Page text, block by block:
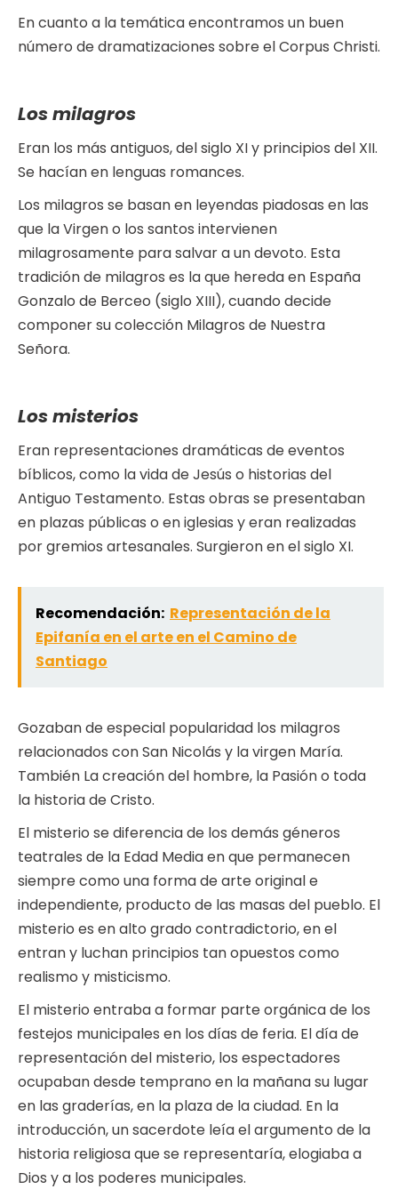
En cuanto a la temática encontramos un buen
número de dramatizaciones sobre el Corpus Christi.
Los milagros
Eran los más antiguos, del siglo XI y principios del XII.
Se hacían en lenguas romances.
Los milagros se basan en leyendas piadosas en las
que la Virgen o los santos intervienen
milagrosamente para salvar a un devoto. Esta
tradición de milagros es la que hereda en España
Gonzalo de Berceo (siglo XIII), cuando decide
componer su colección Milagros de Nuestra
Señora.
Los misterios
Eran representaciones dramáticas de eventos
bíblicos, como la vida de Jesús o historias del
Antiguo Testamento. Estas obras se presentaban
en plazas públicas o en iglesias y eran realizadas
por gremios artesanales. Surgieron en el siglo XI.
Recomendación: Representación de la
Epifanía en el arte en el Camino de
Santiago
Gozaban de especial popularidad los milagros
relacionados con San Nicolás y la virgen María.
También La creación del hombre, la Pasión o toda
la historia de Cristo.
El misterio se diferencia de los demás géneros
teatrales de la Edad Media en que permanecen
siempre como una forma de arte original e
independiente, producto de las masas del pueblo. El
misterio es en alto grado contradictorio, en el
entran y luchan principios tan opuestos como
realismo y misticismo.
El misterio entraba a formar parte orgánica de los
festejos municipales en los días de feria. El día de
representación del misterio, los espectadores
ocupaban desde temprano en la mañana su lugar
en las graderías, en la plaza de la ciudad. En la
introducción, un sacerdote leía el argumento de la
historia religiosa que se representaría, elogiaba a
Dios y a los poderes municipales.